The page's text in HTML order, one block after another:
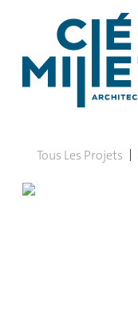
Tous Les Projets